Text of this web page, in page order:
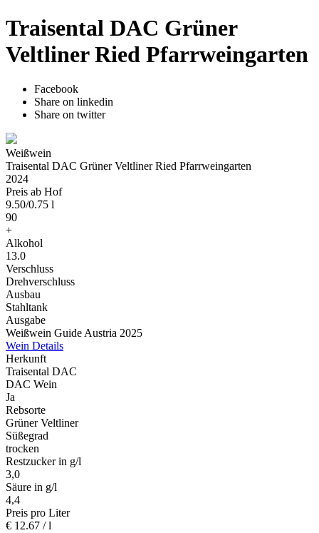
Traisental DAC Grüner
Veltliner Ried Pfarrweingarten
Facebook
Share on linkedin
Share on twitter
Weißwein
Traisental DAC Grüner Veltliner Ried Pfarrweingarten
2024
Preis ab Hof
9.50/0.75 l
90
+
Alkohol
13.0
Verschluss
Drehverschluss
Ausbau
Stahltank
Ausgabe
Weißwein Guide Austria 2025
Wein Details
Herkunft
Traisental DAC
DAC Wein
Ja
Rebsorte
Grüner Veltliner
Süßegrad
trocken
Restzucker in g/l
3,0
Säure in g/l
4,4
Preis pro Liter
€ 12.67 / l